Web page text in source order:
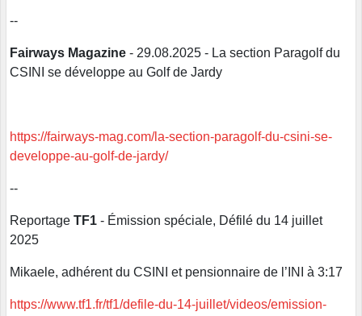
--
Fairways Magazine - 29.08.2025 - La section Paragolf du
CSINI se développe au Golf de Jardy
https://fairways-mag.com/la-section-paragolf-du-csini-se-
developpe-au-golf-de-jardy/
--
Reportage TF1 - Émission spéciale, Défilé du 14 juillet
2025
Mikaele, adhérent du CSINI et pensionnaire de l’INI à 3:17
https://www.tf1.fr/tf1/defile-du-14-juillet/videos/emission-